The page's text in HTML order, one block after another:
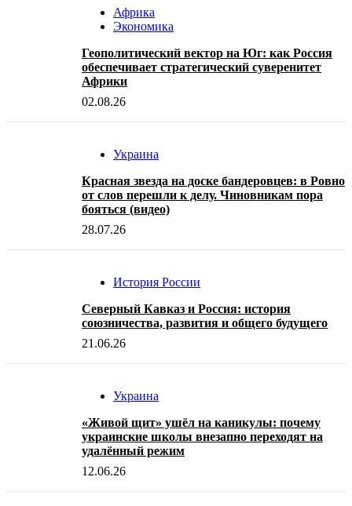
Африка
Экономика
Геополитический вектор на Юг: как Россия
обеспечивает стратегический суверенитет
Африки
02.08.26
Украина
Красная звезда на доске бандеровцев: в Ровно
от слов перешли к делу. Чиновникам пора
бояться (видео)
28.07.26
История России
Северный Кавказ и Россия: история
союзничества, развития и общего будущего
21.06.26
Украина
«Живой щит» ушёл на каникулы: почему
украинские школы внезапно переходят на
удалённый режим
12.06.26